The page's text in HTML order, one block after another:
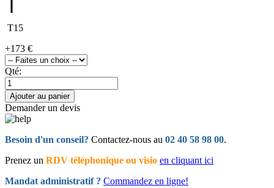
T15
+173 €
Qté:
Ajouter au panier
Demander un devis
Besoin d'un conseil? Contactez-nous au 02 40 58 98 00.
Prenez un RDV téléphonique ou visio en cliquant ici
Mandat administratif ? Commandez en ligne!